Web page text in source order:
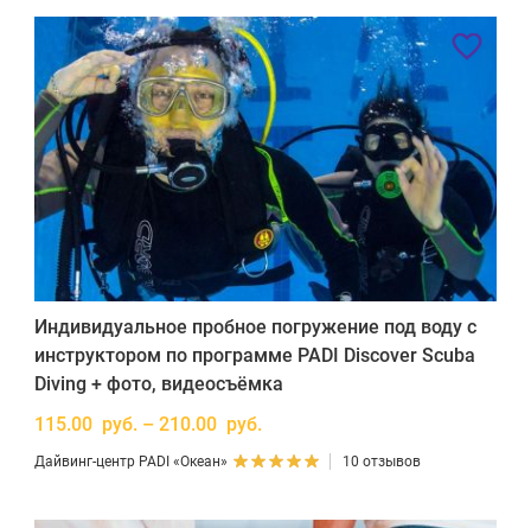
Индивидуальное пробное погружение под воду с
инструктором по программе PADI Discover Scuba
Diving + фото, видеосъёмка
115.00 руб. – 210.00 руб.
Дайвинг-центр PADI «Океан» 10 отзывов